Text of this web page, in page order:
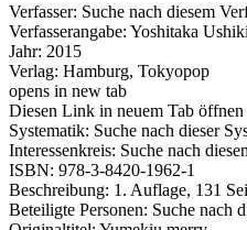
Verfasser: Suche nach diesem
Verfasserangabe: Yoshitaka
Jahr: 2015
Verlag: Hamburg, Tokyopop
opens in new tab
Diesen Link in neuem Tab öffnen
Systematik: Suche nach dieser
Interessenkreis: Suche nach
ISBN: 978-3-8420-1962-1
Beschreibung: 1. Auflage, 131
Beteiligte Personen: Suche nach